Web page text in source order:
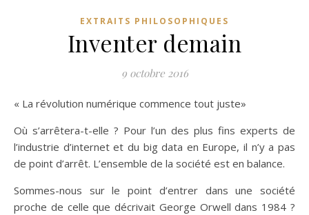
EXTRAITS PHILOSOPHIQUES
Inventer demain
9 octobre 2016
« La révolution numérique commence tout juste»
Où s’arrêtera-t-elle ? Pour l’un des plus fins experts de
l’industrie d’internet et du big data en Europe, il n’y a pas
de point d’arrêt. L’ensemble de la société est en balance.
Sommes-nous sur le point d’entrer dans une société
proche de celle que décrivait George Orwell dans 1984 ?